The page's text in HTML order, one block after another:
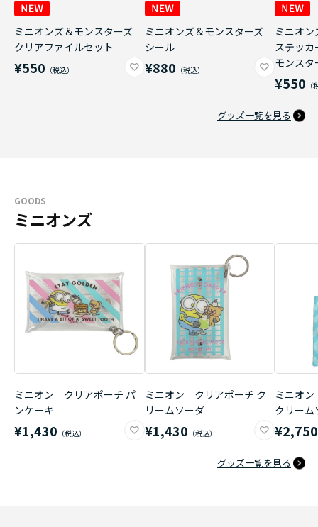
ミニオンズ＆モンスターズ
クリアファイルセット
¥550
ミニオンズ＆モンスターズ
シール
¥880
ミニオ
ステッ
モンスタ
¥550
グッズ一覧を見る
GOODS
ミニオンズ
ミニオン クリアポーチ パ
ンケーキ
¥1,430
ミニオン クリアポーチ ク
リームソーダ
¥1,430
ミニオ
クリーム
¥2,750
グッズ一覧を見る